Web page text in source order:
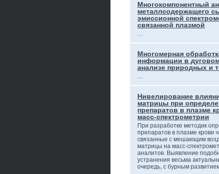
Многокомпонентный
металлсодержащего
эмиссионной
связанной плазмой
…
Многомерная
информации в
анализе природных и
…
Нивелирование
матрицы при
препаратов в плазме
масс-спектрометрии
При разработке методик
препаратов в плазме крови
связанные с мешающим
матрицы на масс-
аналитов. Выявление
устранения весьма
очередь, с бурным